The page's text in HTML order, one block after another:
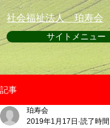
​社会福祉法人 珀寿会
サイトメニュー
記事
珀寿会
2019年1月17日 読了時